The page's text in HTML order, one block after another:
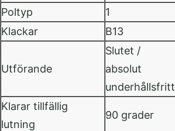
Poltyp
1
Klackar
B13
Utförande
Slutet /
absolut
underhållsfritt
Klarar tillfällig
lutning
90 grader